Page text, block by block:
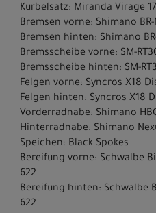
Kurbelsatz: Miranda Virage
Bremsen vorne: Shimano
Bremsen hinten: Shimano
Bremsscheibe vorne: SM-
Bremsscheibe hinten: SM-
Felgen vorne: Syncros X18
Felgen hinten: Syncros X18
Vorderradnabe: Shimano
Hinterradnabe: Shimano
Speichen: Black Spokes
Bereifung vorne: Schwalbe
622
Bereifung hinten: Schwalbe
622